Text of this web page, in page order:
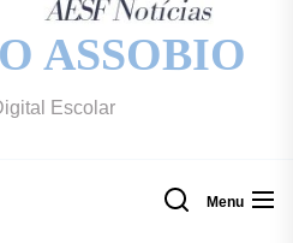
ASSOBIO
Escolar
Menu